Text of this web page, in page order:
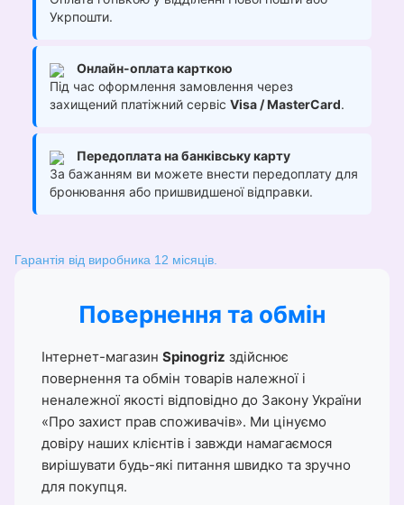
Укрпошти.
Онлайн-оплата карткою
Під час оформлення замовлення через
захищений платіжний сервіс Visa / MasterCard.
Передоплата на банківську карту
За бажанням ви можете внести передоплату для
бронювання або пришвидшеної відправки.
Гарантія від виробника 12 місяців.
Повернення та обмін
Інтернет-магазин Spinogriz здійснює
повернення та обмін товарів належної і
неналежної якості відповідно до Закону України
«Про захист прав споживачів». Ми цінуємо
довіру наших клієнтів і завжди намагаємося
вирішувати будь-які питання швидко та зручно
для покупця.